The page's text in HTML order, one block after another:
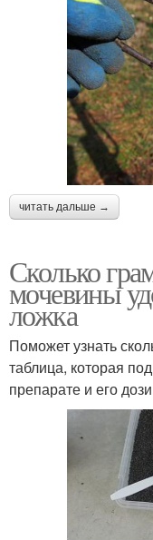
читать дальше →
Сколько
мочевины
ложка
Поможет узнать
таблица, которая
препарате и его